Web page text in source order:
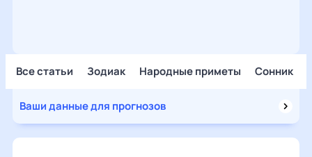
Все статьи Зодиак Народные приметы Сонник
Ваши данные для прогнозов